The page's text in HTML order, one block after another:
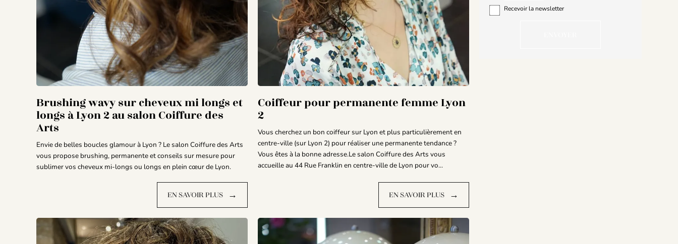
Brushing wavy sur cheveux mi longs et
longs à Lyon 2 au salon Coiffure des
Arts
Envie de belles boucles glamour à Lyon ? Le salon Coiffure des Arts
vous propose brushing, permanente et conseils sur mesure pour
sublimer vos cheveux mi-longs ou longs en plein cœur de Lyon.
EN SAVOIR PLUS →
Coiffeur pour permanente femme Lyon
2
Vous cherchez un bon coiffeur sur Lyon et plus particulièrement en
centre-ville (sur Lyon 2) pour réaliser une permanente tendance ?
Vous êtes à la bonne adresse.Le salon Coiffure des Arts vous
accueille au 44 Rue Franklin en centre-ville de Lyon pour vo...
EN SAVOIR PLUS →
Recevoir la newsletter